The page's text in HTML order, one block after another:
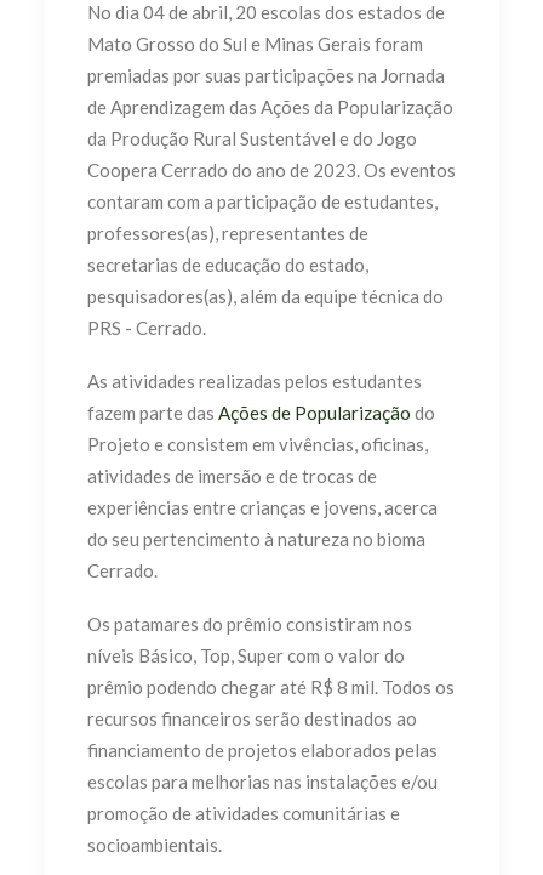
No dia 04 de abril, 20 escolas dos estados de
Mato Grosso do Sul e Minas Gerais foram
premiadas por suas participações na Jornada
de Aprendizagem das Ações da Popularização
da Produção Rural Sustentável e do Jogo
Coopera Cerrado do ano de 2023. Os eventos
contaram com a participação de estudantes,
professores(as), representantes de
secretarias de educação do estado,
pesquisadores(as), além da equipe técnica do
PRS - Cerrado.
As atividades realizadas pelos estudantes
fazem parte das Ações de Popularização do
Projeto e consistem em vivências, oficinas,
atividades de imersão e de trocas de
experiências entre crianças e jovens, acerca
do seu pertencimento à natureza no bioma
Cerrado.
Os patamares do prêmio consistiram nos
níveis Básico, Top, Super com o valor do
prêmio podendo chegar até R$ 8 mil. Todos os
recursos financeiros serão destinados ao
financiamento de projetos elaborados pelas
escolas para melhorias nas instalações e/ou
promoção de atividades comunitárias e
socioambientais.